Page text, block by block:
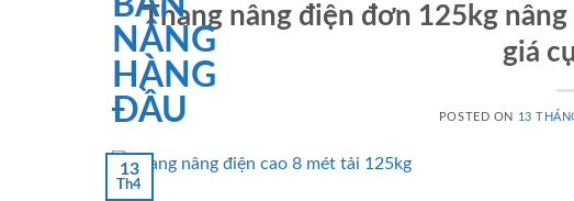
Thang nâng điện đơn 125kg
giá
POSTED ON 13
13
Th4